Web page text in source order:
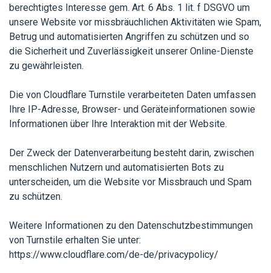
berechtigtes Interesse gem. Art. 6 Abs. 1 lit. f DSGVO um
unsere Website vor missbräuchlichen Aktivitäten wie Spam,
Betrug und automatisierten Angriffen zu schützen und so
die Sicherheit und Zuverlässigkeit unserer Online-Dienste
zu gewährleisten.
Die von Cloudflare Turnstile verarbeiteten Daten umfassen
Ihre IP-Adresse, Browser- und Geräteinformationen sowie
Informationen über Ihre Interaktion mit der Website.
Der Zweck der Datenverarbeitung besteht darin, zwischen
menschlichen Nutzern und automatisierten Bots zu
unterscheiden, um die Website vor Missbrauch und Spam
zu schützen.
Weitere Informationen zu den Datenschutzbestimmungen
von Turnstile erhalten Sie unter:
https://www.cloudflare.com/de-de/privacypolicy/